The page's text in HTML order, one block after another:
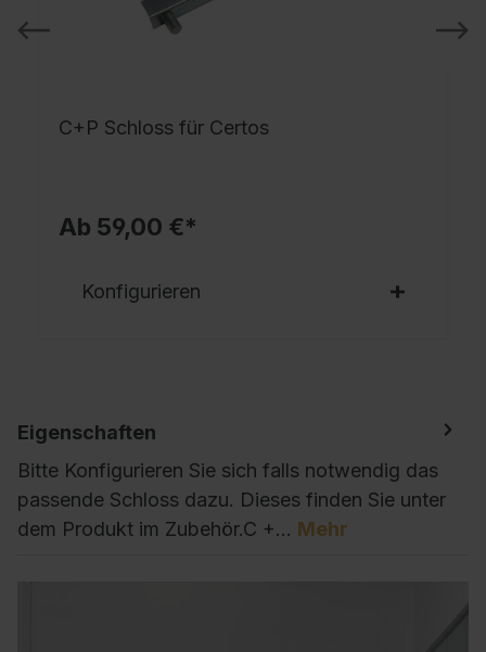
C+P Schloss für Certos
Ab 59,00 €*
Konfigurieren
Eigenschaften
Bitte Konfigurieren Sie sich falls notwendig das
passende Schloss dazu. Dieses finden Sie unter
dem Produkt im Zubehör.C +… Mehr